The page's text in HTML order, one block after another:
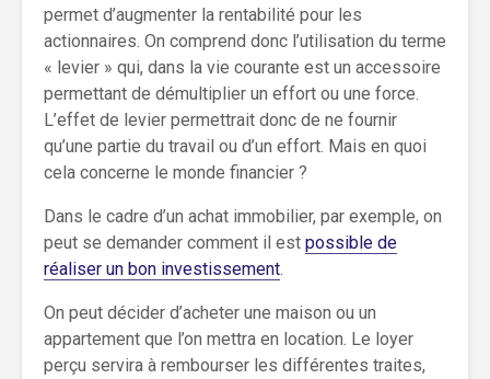
permet d’augmenter la rentabilité pour les
actionnaires. On comprend donc l’utilisation du terme
« levier » qui, dans la vie courante est un accessoire
permettant de démultiplier un effort ou une force.
L’effet de levier permettrait donc de ne fournir
qu’une partie du travail ou d’un effort. Mais en quoi
cela concerne le monde financier ?
Dans le cadre d’un achat immobilier, par exemple, on
peut se demander comment il est possible de
réaliser un bon investissement
On peut décider d’acheter une maison ou un
appartement que l’on mettra en location. Le loyer
perçu servira à rembourser les différentes traites,